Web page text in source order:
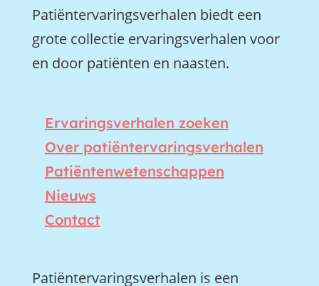
Patiëntervaringsverhalen biedt een
grote collectie ervaringsverhalen voor
en door patiënten en naasten.
Ervaringsverhalen zoeken
Over patiëntervaringsverhalen
Patiëntenwetenschappen
Nieuws
Contact
Patiëntervaringsverhalen is een